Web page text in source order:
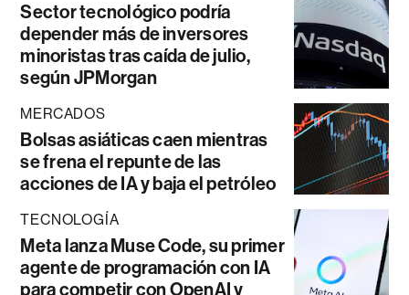
Sector tecnológico podría
depender más de inversores
minoristas tras caída de julio,
según JPMorgan
MERCADOS
Bolsas asiáticas caen mientras
se frena el repunte de las
acciones de IA y baja el petróleo
TECNOLOGÍA
Meta lanza Muse Code, su primer
agente de programación con IA
para competir con OpenAI y